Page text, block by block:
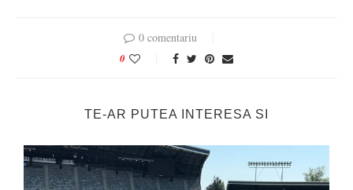
0 comentariu
0
TE-AR PUTEA INTERESA SI